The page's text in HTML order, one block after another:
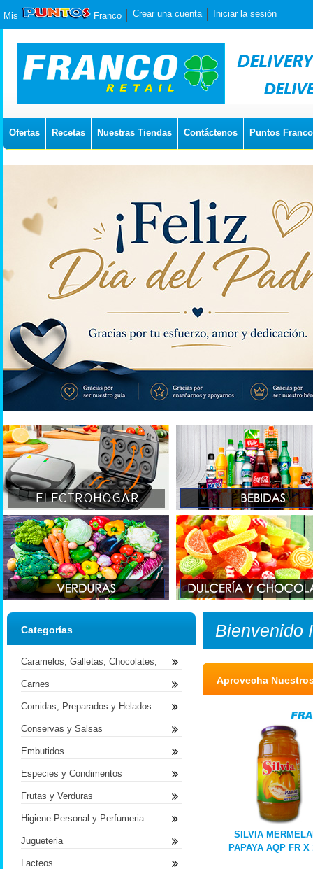
Mis Franco Crear una cuenta Iniciar la sesión
Ofertas Recetas Nuestras Tiendas Contáctenos Puntos Franco
Bienvenido
Aprovecha
SILVIA
PAPAYA AQP FR X
Categorías
Caramelos, Galletas, Chocolates,
Carnes
Comidas, Preparados y Helados
Conservas y Salsas
Embutidos
Especies y Condimentos
Frutas y Verduras
Higiene Personal y Perfumeria
Jugueteria
Lacteos